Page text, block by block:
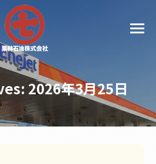
2026年3月25日